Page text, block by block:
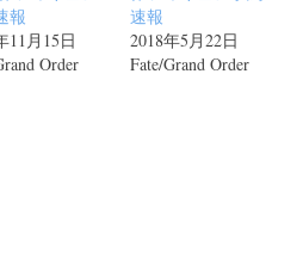
報
11月15日
Order
速報
2018年5月22日
Fate/Grand Order